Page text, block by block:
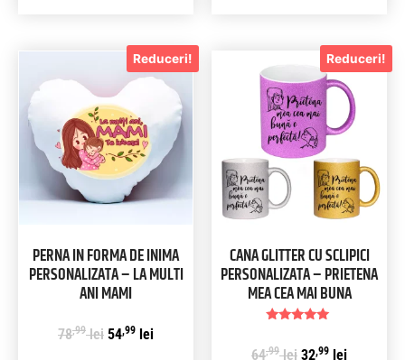
Reduceri!
PERNA IN FORMA DE INIMA
PERSONALIZATA – LA MULTI
ANI MAMI
78,99 lei 54 ,99 lei
Reduceri!
CANA GLITTER CU SCLIPICI
PERSONALIZATA – PRIETENA
MEA CEA MAI BUNA
din 5
64,99 lei 32,99 lei